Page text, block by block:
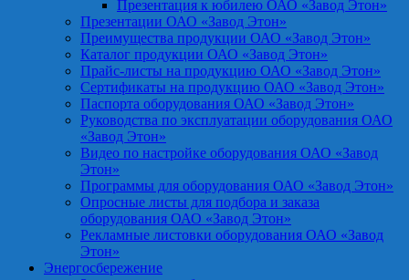
Презентация к юбилею ОАО «Завод Этон»
Презентации ОАО «Завод Этон»
Преимущества продукции ОАО «Завод Этон»
Каталог продукции ОАО «Завод Этон»
Прайс-листы на продукцию ОАО «Завод Этон»
Сертификаты на продукцию ОАО «Завод Этон»
Паспорта оборудования ОАО «Завод Этон»
Руководства по эксплуатации оборудования ОАО
«Завод Этон»
Видео по настройке оборудования ОАО «Завод
Этон»
Программы для оборудования ОАО «Завод Этон»
Опросные листы для подбора и заказа
оборудования ОАО «Завод Этон»
Рекламные листовки оборудования ОАО «Завод
Этон»
Энергосбережение